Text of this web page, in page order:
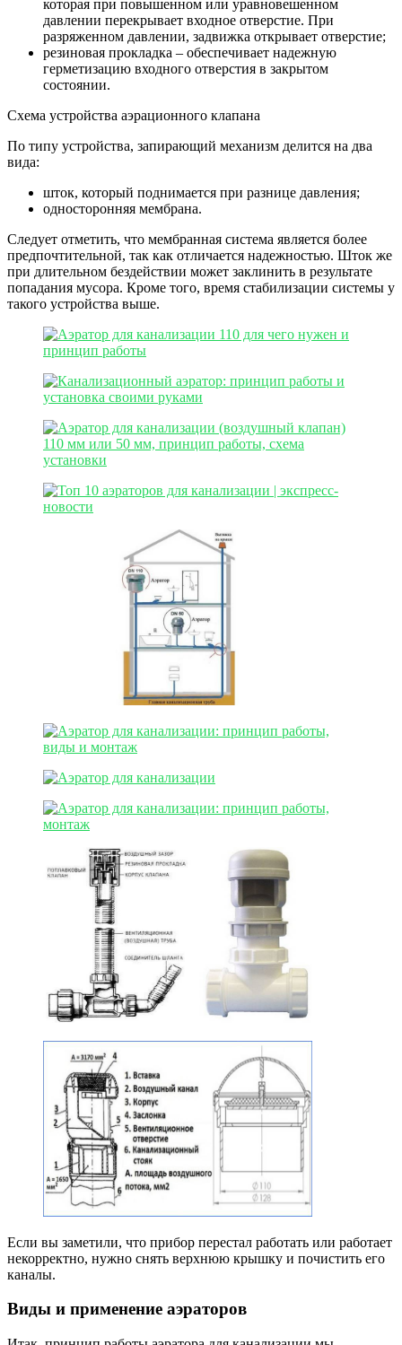
которая при повышенном или уравновешенном
давлении перекрывает входное отверстие. При
разряженном давлении, задвижка открывает отверстие;
резиновая прокладка – обеспечивает надежную
герметизацию входного отверстия в закрытом
состоянии.
Схема устройства аэрационного клапана
По типу устройства, запирающий механизм делится на два
вида:
шток, который поднимается при разнице давления;
односторонняя мембрана.
Следует отметить, что мембранная система является более
предпочтительной, так как отличается надежностью. Шток же
при длительном бездействии может заклинить в результате
попадания мусора. Кроме того, время стабилизации системы у
такого устройства выше.
Если вы заметили, что прибор перестал работать или работает
некорректно, нужно снять верхнюю крышку и почистить его
каналы.
Виды и применение аэраторов